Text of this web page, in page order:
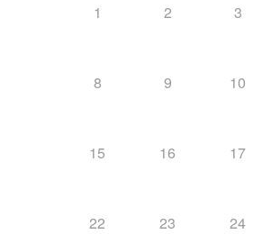
1 2 3
8 9 10
15 16 17
22 23 24